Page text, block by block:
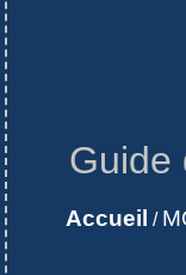
Guide
Accueil /